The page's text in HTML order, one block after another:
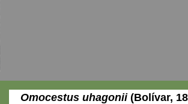
Omocestus uhagonii(Bolívar,